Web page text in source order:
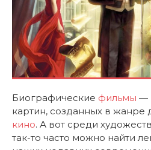
Биографические фильмы —
картин, созданных в жанре
кино. А вот среди
так-то часто можно найти